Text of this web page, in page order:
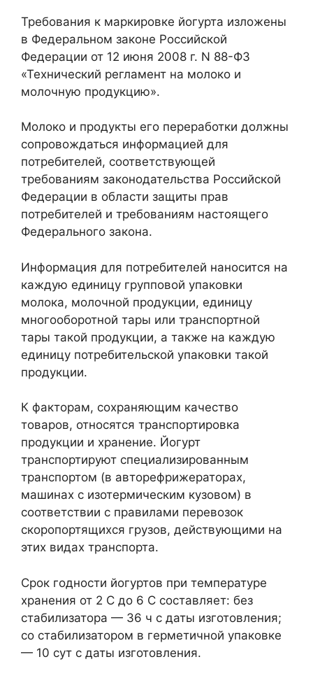
Требования к маркировке йогурта изложены
в Федеральном законе Российской
Федерации от 12 июня 2008 г. N 88-ФЗ
«Технический регламент на молоко и
молочную продукцию».
Молоко и продукты его переработки должны
сопровождаться информацией для
потребителей, соответствующей
требованиям законодательства Российской
Федерации в области защиты прав
потребителей и требованиям настоящего
Федерального закона.
Информация для потребителей наносится на
каждую единицу групповой упаковки
молока, молочной продукции, единицу
многооборотной тары или транспортной
тары такой продукции, а также на каждую
единицу потребительской упаковки такой
продукции.
К факторам, сохраняющим качество
товаров, относятся транспортировка
продукции и хранение. Йогурт
транспортируют специализированным
транспортом (в авторефрижераторах,
машинах с изотермическим кузовом) в
соответствии с правилами перевозок
скоропортящихся грузов, действующими на
этих видах транспорта.
Срок годности йогуртов при температуре
хранения от 2 С до 6 С составляет: без
стабилизатора — 36 ч с даты изготовления;
со стабилизатором в герметичной упаковке
— 10 сут с даты изготовления.